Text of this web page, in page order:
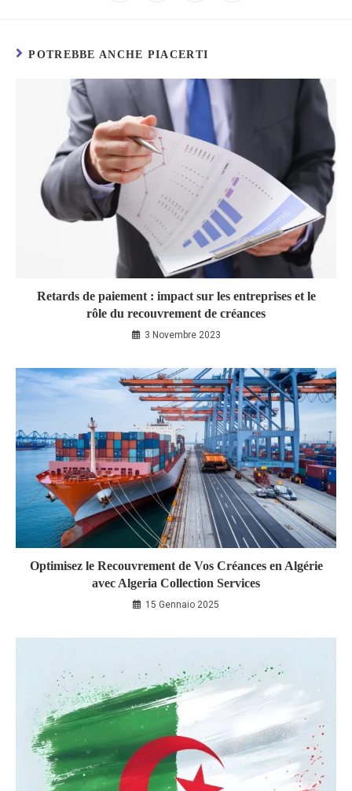
POTREBBE ANCHE PIACERTI
Retards de paiement : impact sur les entreprises et le
rôle du recouvrement de créances
3 Novembre 2023
Optimisez le Recouvrement de Vos Créances en Algérie
avec Algeria Collection Services
15 Gennaio 2025